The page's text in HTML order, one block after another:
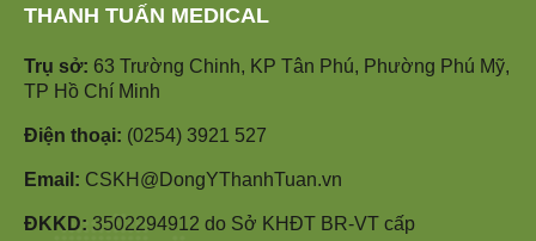
THANH TUẤN MEDICAL
Trụ sở: 63 Trường Chinh, KP Tân Phú, Phường Phú Mỹ,
TP Hồ Chí Minh
Điện thoại: (0254) 3921 527
Email: CSKH@DongYThanhTuan.vn
ĐKKD: 3502294912 do Sở KHĐT BR-VT cấp